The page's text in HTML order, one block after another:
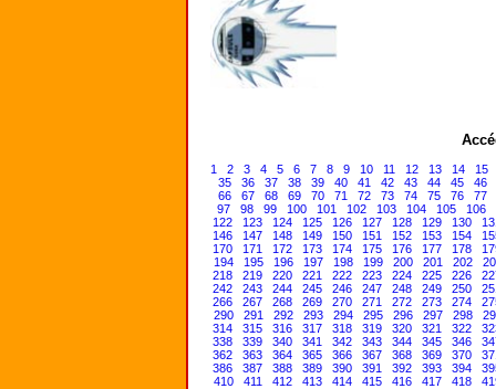
1 2 3 4 5 6 7 8 9 10 11 12 13 14
15
35
36 37 38 39 40 41 42 43 44 45
46
66
67 68 69 70 71 72 73 74 75 76
77
97
98 99 100 101 102 103 104 105
106
122
123 124 125 126 127 128 129 130
146
147 148 149 150 151 152 153 154
170
171 172 173 174 175 176 177 178
194
195 196 197 198 199 200 201 202
218
219 220 221 222 223 224 225 226
242
243 244 245 246 247 248 249 250
266
267 268 269 270 271 272 273 274
290
291 292 293 294 295 296 297 298
314
315 316 317 318 319 320 321 322
338
339 340 341 342 343 344 345 346
362
363 364 365 366 367 368 369 370
386
387 388 389 390 391 392 393 394
410
411 412 413 414 415 416 417 418